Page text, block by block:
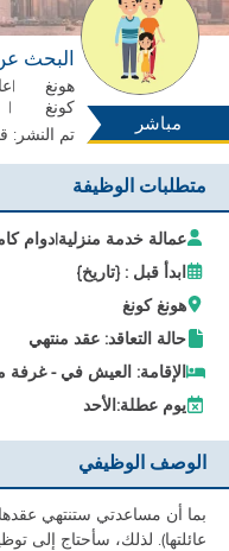
مباشر
البحث
هونغ
كونغ
|
|
تم النشر:
متطلبات الوظيفة
عمالة خدمة منزلية|دوام
ابدأ قبل : {تاريخ}
هونغ كونغ
حالة التعاقد: عقد منتهي
الإقامة: العيش في - غرفة
يوم عطلة: الأحد
الوصف الوظيفي
عائلتها). لذلك، سأحتاج إلى